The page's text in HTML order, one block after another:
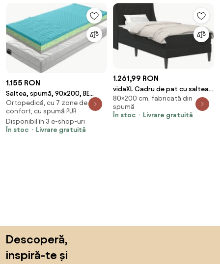
1.155 RON
Saltea, spumă, 90x200, BE
KATARINA 10 NEW
Ortopedică, cu 7 zone de
confort, cu spumă PUR
Disponibil în 3 e-shop-uri
În stoc
Livrare gratuită
1.261,99 RON
vidaXL Cadru de pat cu saltea
cu saltea Negru 80 x 200 cm
Catifea
80×200 cm, fabricată din
spumă
În stoc
Livrare gratuită
Descoperă,
inspiră-te și